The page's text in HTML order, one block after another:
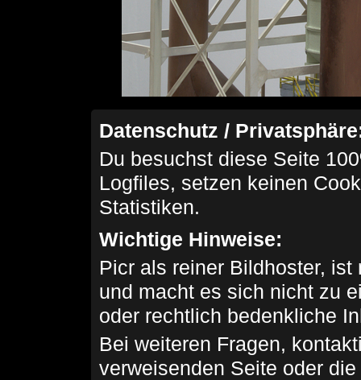
Datenschutz /
Du besuchst diese Seite
Logfiles, setzen keinen
Statistiken.
Wichtige Hinweise:
Picr als reiner Bildhoster,
und macht es sich nicht zu
oder rechtlich bedenkliche
Bei weiteren Fragen,
verweisenden Seite oder